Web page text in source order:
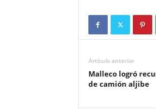
Artículo anterior
Malleco logró
de camión aljibe